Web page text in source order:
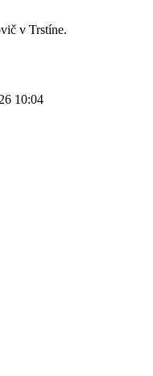
v Trstíne.
10:04